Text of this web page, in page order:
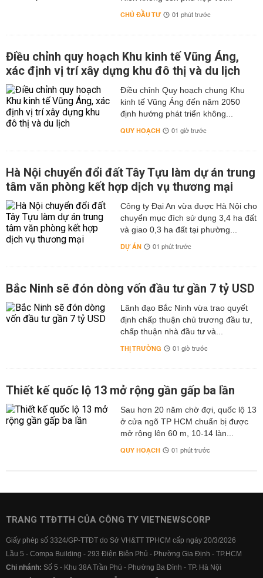
CHỦ ĐẦU TƯ 01 phút trước
Điều chỉnh quy hoạch Khu kinh tế Vũng Áng,
xác định vị trí xây dựng khu đô thị và du lịch
Điều chỉnh Quy hoạch chung Khu
kinh tế Vũng Áng đến năm 2050
định hướng phát triển không...
QUY HOẠCH 01 giờ trước
Hà Nội chuyển đổi đất Tây Tựu làm dự án trung
tâm văn phòng kết hợp dịch vụ thương mại
Công ty Đại An vừa được Hà Nội cho
chuyển mục đích sử dụng 3,4 ha đất
và giao 0,3 ha đất tại phường...
DỰ ÁN 01 phút trước
Bắc Ninh sẽ đón dòng vốn đầu tư gần 7 tỷ USD
Lãnh đạo Bắc Ninh vừa trao quyết
định chấp thuận chủ trương đầu tư,
chấp thuận nhà đầu tư và...
THỊ TRƯỜNG 01 giờ trước
Thiết kế quốc lộ 13 mở rộng gần gấp ba lần
Sau hơn 20 năm chờ đợi, quốc lộ 13
ở cửa ngõ TP HCM chuẩn bị được
mở rộng lên 60 m, 10-14 làn...
QUY HOẠCH 01 phút trước
TRANG TTĐTTH CỦA CÔNG TY VIETNEWSCORP
Giấy phép số 3324/GP-TTĐT do Sở VH&TT TPHCM cấp ngày 20/3/2026
Lầu 5 - Compa Building - 293 Điện Biên Phủ - Phường Gia Định - TP.HCM
Chi nhánh: Số 5 - Khu 38A Trần Phú - Phường Ba Đình - TP. Hà Nội